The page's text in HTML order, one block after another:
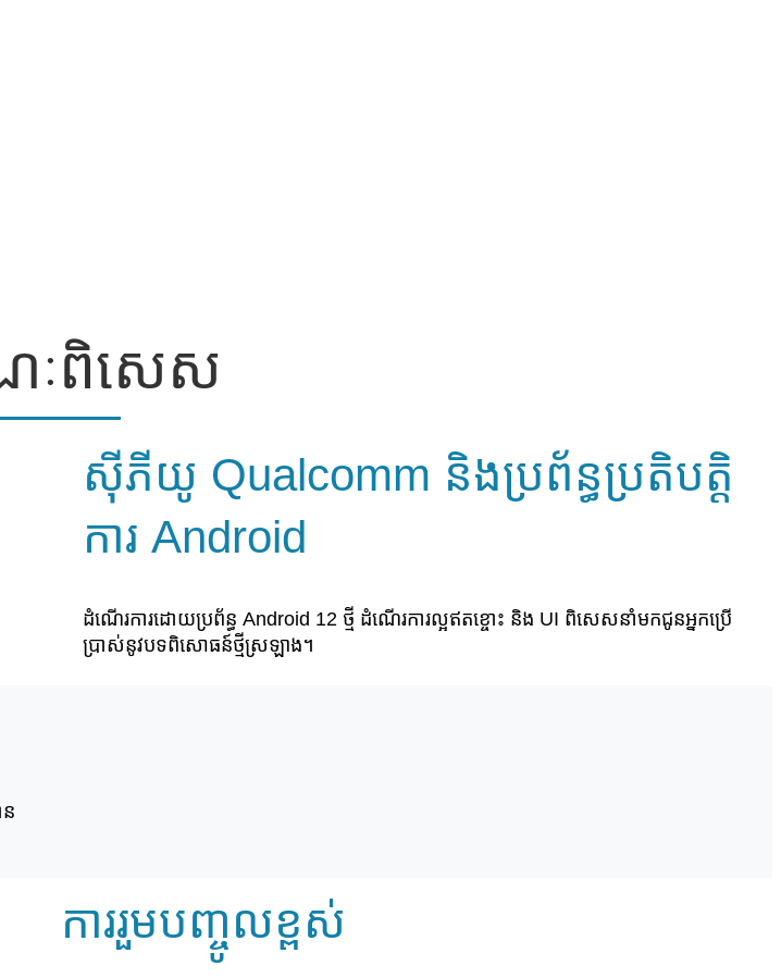
ៈពិសេស
ស៊ីភីយូ Qualcomm និងប្រព័ន្ធប្រតិបត្តិ
ការ Android
ដំណើរការដោយប្រព័ន្ធ Android 12 ថ្មី ដំណើរការល្អឥតខ្ចោះ និង UI ពិសេសនាំមកជូនអ្នកប្រើ
ប្រាស់នូវបទពិសោធន៍ថ្មីស្រឡាង។
ន​
ការរួមបញ្ចូលខ្ពស់